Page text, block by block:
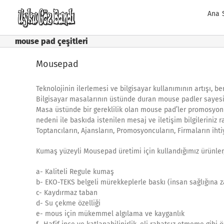
content
Ana
mouse pad çeşitleri
Mousepad
Teknolojinin ilerlemesi ve bilgisayar kullanımının artışı,
Bilgisayar masalarının üstünde duran mouse padler
Masa üstünde bir gereklilik olan mouse pad’ler
nedeni ile baskıda istenilen mesaj ve iletişim bilgileriniz
Toptancıların, Ajansların, Promosyoncuların, Firmaların
Kumaş yüzeyli Mousepad üretimi için kullandığımız
a- Kaliteli Regule kumaş
b- EKO-TEKS belgeli mürekkeplerle baskı (insan sağlığına
c- Kaydırmaz taban
d- Su çekme özelliği
e- mous için mükemmel algılama ve kayganlık